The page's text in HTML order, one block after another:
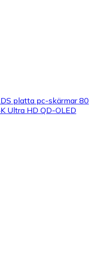
platta pc-skärmar 80
Ultra HD QD-OLED